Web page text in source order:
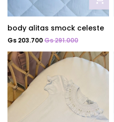
body alitas smock celeste
Gs 203.700Gs 291.000